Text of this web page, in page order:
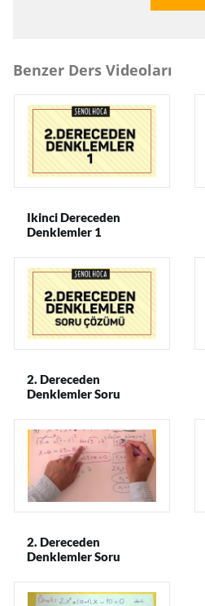
Benzer Ders Videoları
Ikinci Dereceden
Denklemler 1
2. Dereceden
Denklemler Soru
2. Dereceden
Denklemler Soru